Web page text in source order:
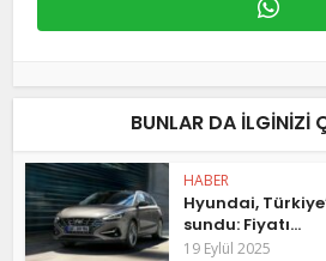
BUNLAR DA ILGINIZI
HABER
Hyundai,
sundu: Fiyatı...
19 Eylül 2025